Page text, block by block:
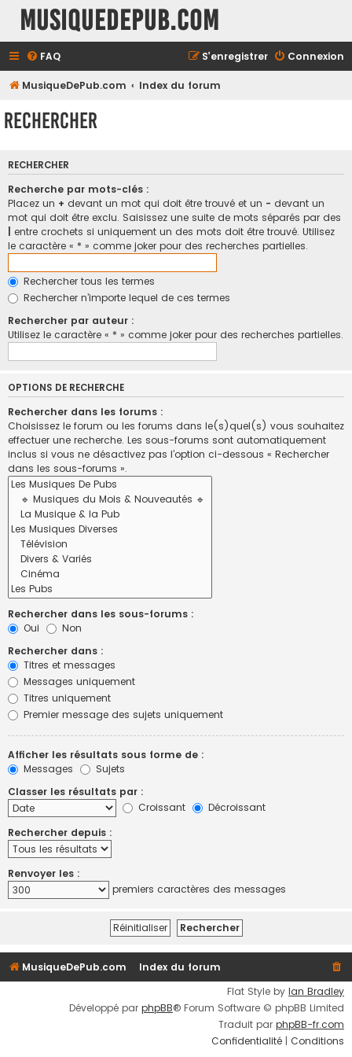
MusiqueDePub.com
FAQ Connexion
S’enregistrer
MusiqueDePub.com Index du forum
Rechercher
RECHERCHER
Recherche par mots-clés :
Placez un + devant un mot qui doit être trouvé et un - devant un
mot qui doit être exclu. Saisissez une suite de mots séparés par des
entre crochets si uniquement un des mots doit être trouvé. Utilisez
le caractère « * » comme joker pour des recherches partielles.
Rechercher tous les termes
Rechercher n’importe lequel de ces termes
Rechercher par auteur :
Utilisez le caractère « * » comme joker pour des recherches partielles.
OPTIONS DE RECHERCHE
Rechercher dans les forums :
Choisissez le forum ou les forums dans le(s)quel(s) vous souhaitez
effectuer une recherche. Les sous-forums sont automatiquement
inclus si vous ne désactivez pas l’option ci-dessous « Rechercher
dans les sous-forums ».
Rechercher dans les sous-forums :
Oui
Non
Rechercher dans :
Titres et messages
Messages uniquement
Titres uniquement
Premier message des sujets uniquement
Afficher les résultats sous forme de :
Messages
Sujets
Classer les résultats par :
Croissant
Décroissant
Rechercher depuis :
Renvoyer les :
premiers caractères des messages
MusiqueDePub.com
Index du forum
Flat Style by Ian Bradley
Développé par phpBB® Forum Software © phpBB Limited
Traduit par phpBB-fr.com
Confidentialité | Conditions